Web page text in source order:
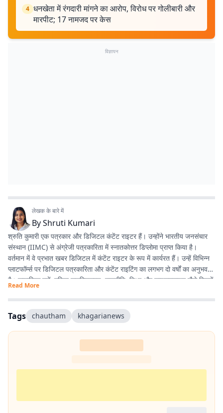
4 धनखेता में रंगदारी मांगने का आरोप, विरोध पर गोलीबारी और
मारपीट; 17 नामजद पर केस
विज्ञापन
लेखक के बारे में
ByShruti Kumari
श्रुति कुमारी एक पत्रकार और डिजिटल कंटेंट राइटर हैं। उन्होंने भारतीय जनसंचार
संस्थान (IIMC) से अंग्रेजी पत्रकारिता में स्नातकोत्तर डिप्लोमा प्राप्त किया है।
वर्तमान में वे प्रभात खबर डिजिटल में कंटेंट राइटर के रूप में कार्यरत हैं। उन्हें विभिन्न
प्लाटफॉर्म्स पर डिजिटल पत्रकारिता और कंटेंट राइटिंग का लगभग दो वर्षों का अनुभव
है। सामाजिक मुद्दों, महिला सशक्तिकरण, राजनीति, शिक्षा और लाइफस्टाइल जैसे विषयों
पर लिखना उनकी विशेष रुचि का क्षेत्र है। इसके अलावा वे डिजिटल प्लेटफॉर्म के लिए
स्क्रिप्ट राइटिंग करती हैं तथा हिंदी कविता और अंगिका भाषा में लेखन का भी शौक
रखती हैं। प्रकृति से उनका विशेष लगाव है और वे मानती हैं कि संवेदनशील, तथ्यपरक
और जनसरोकार से जुड़ी पत्रकारिता समाज में सकारात्मक बदलाव का माध्यम बन सकती
है।
Read More
Tags chautham khagarianews